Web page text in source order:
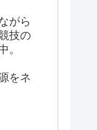
がら
技の
。
をネ